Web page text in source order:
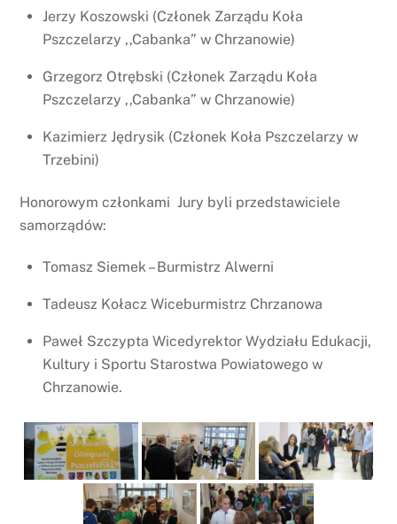
Jerzy Koszowski (Członek Zarządu Koła
Pszczelarzy ,,Cabanka” w Chrzanowie)
Grzegorz Otrębski (Członek Zarządu Koła
Pszczelarzy ,,Cabanka” w Chrzanowie)
Kazimierz Jędrysik (Członek Koła Pszczelarzy w
Trzebini)
Honorowym członkami Jury byli przedstawiciele
samorządów:
Tomasz Siemek – Burmistrz Alwerni
Tadeusz Kołacz Wiceburmistrz Chrzanowa
Paweł Szczypta Wicedyrektor Wydziału Edukacji,
Kultury i Sportu Starostwa Powiatowego w
Chrzanowie.